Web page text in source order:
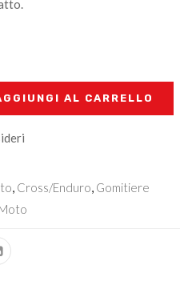
AL CARRELLO
, Cross/Enduro, Gomitiere